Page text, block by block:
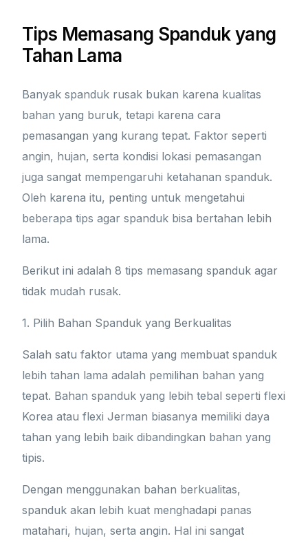
Tips Memasang Spanduk yang
Tahan Lama
Banyak spanduk rusak bukan karena kualitas
bahan yang buruk, tetapi karena cara
pemasangan yang kurang tepat. Faktor seperti
angin, hujan, serta kondisi lokasi pemasangan
juga sangat mempengaruhi ketahanan spanduk.
Oleh karena itu, penting untuk mengetahui
beberapa tips agar spanduk bisa bertahan lebih
lama.
Berikut ini adalah 8 tips memasang spanduk agar
tidak mudah rusak.
1. Pilih Bahan Spanduk yang Berkualitas
Salah satu faktor utama yang membuat spanduk
lebih tahan lama adalah pemilihan bahan yang
tepat. Bahan spanduk yang lebih tebal seperti flexi
Korea atau flexi Jerman biasanya memiliki daya
tahan yang lebih baik dibandingkan bahan yang
tipis.
Dengan menggunakan bahan berkualitas,
spanduk akan lebih kuat menghadapi panas
matahari, hujan, serta angin. Hal ini sangat